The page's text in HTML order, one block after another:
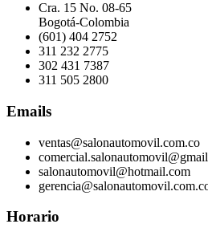
Cra. 15 No. 08-65
Bogotá-Colombia
(601) 404 2752
311 232 2775
302 431 7387
311 505 2800
Emails
ventas@salonautomovil.com.co
salonautomovil@hotmail.com
Horario